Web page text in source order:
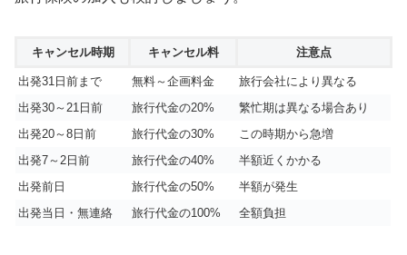
キャンセル時期 キャンセル料 注意点
出発31日前まで 無料～企画料金
旅行会社により異なる
出発30～21日前
旅行代金の20%
繁忙期は異なる場合あり
出発20～8日前
旅行代金の30%
この時期から急増
出発7～2日前
旅行代金の40%
半額近くかかる
出発前日
旅行代金の50%
半額が発生
出発当日・無連絡
旅行代金の100% 全額負担